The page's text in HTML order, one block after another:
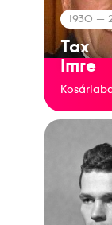
1930 —
Tax
Imre